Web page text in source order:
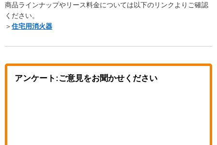
商品ラインナップやリース料金については以下のリンクよりご確認
ください。
＞住宅用消火器
アンケート:ご意見をお聞かせください